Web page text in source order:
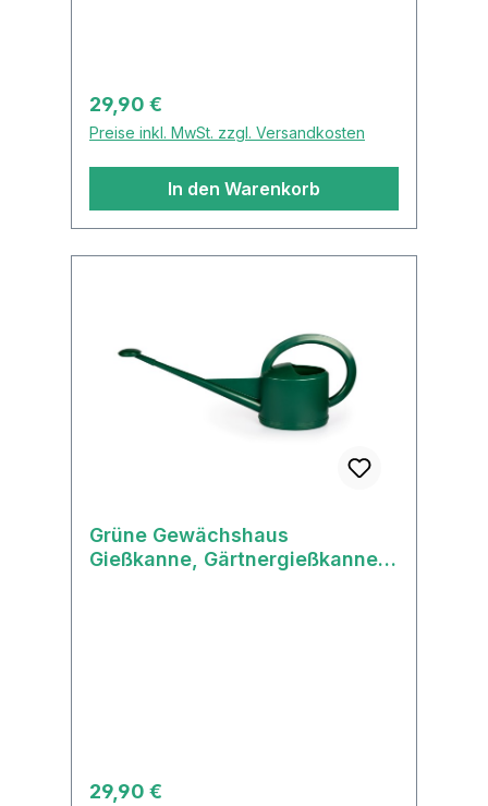
Regulärer Preis:
29,90 €
Preise inkl. MwSt. zzgl. Versandkosten
In den Warenkorb
Grüne Gewächshaus
Gießkanne, Gärtnergießkanne,
Regulärer Preis:
29,90 €